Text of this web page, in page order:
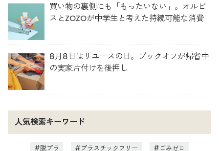
買い物の裏側にも「もったいない」。オルビ
スとZOZOが中学生と考えた持続可能な消費
8月8日はリユースの日。ブックオフが帰省中
の実家片付けを後押し
人気検索キーワード
脱プラ プラスチックフリー ごみゼロ